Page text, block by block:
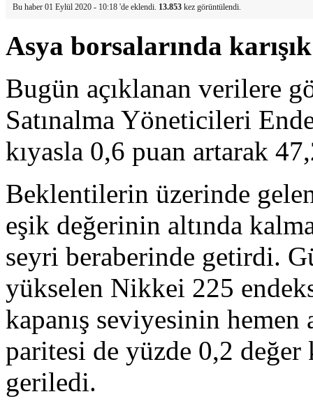
Bu haber 01 Eylül 2020 - 10:18 'de eklendi. 13.853 kez görüntülendi.
Asya borsalarında
Bugün açıklanan verilere
Satınalma Yöneticileri
kıyasla 0,6 puan artarak
Beklentilerin üzerinde
eşik değerinin altında
seyri beraberinde getirdi.
yükselen Nikkei 225
kapanış seviyesinin
paritesi de yüzde 0,2
geriledi.